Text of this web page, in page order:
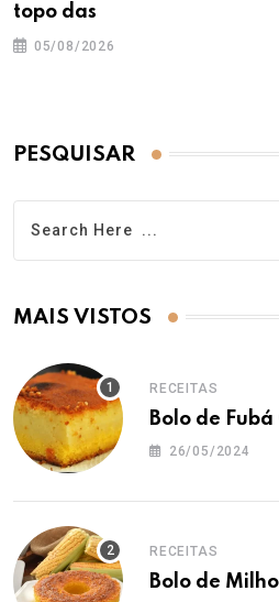
topo das
05/08/2026
PESQUISAR
MAIS VISTOS
RECEITAS
Bolo de
26/05/2024
RECEITAS
Bolo de Milho